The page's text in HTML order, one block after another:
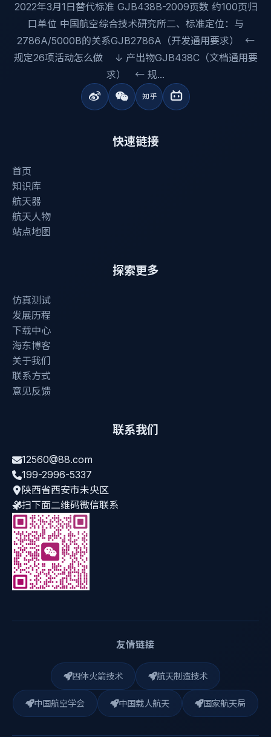
2022年3月1日替代标准 GJB438B-2009页数 约100页归
口单位 中国航空综合技术研究所二、标准定位：与
2786A/5000B的关系GJB2786A（开发通用要求） ←
规定26项活动怎么做 ↓ 产出物GJB438C（文档通用要
求） ← 规...
快速链接
首页
知识库
航天器
航天人物
站点地图
探索更多
仿真测试
发展历程
下载中心
海东博客
关于我们
联系方式
意见反馈
联系我们
12560@88.com
199-2996-5337
陕西省西安市未央区
扫下面二维码微信联系
友情链接
固体火箭技术 航天制造技术
中国航空学会 中国载人航天 国家航天局